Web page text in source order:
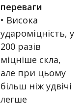
переваги
• Висока
удароміцність, у
200 разів
міцніше скла,
але при цьому
більш ніж удвічі
легше